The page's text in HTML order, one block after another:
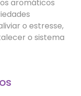
aromáticos
o estresse,
o sistema